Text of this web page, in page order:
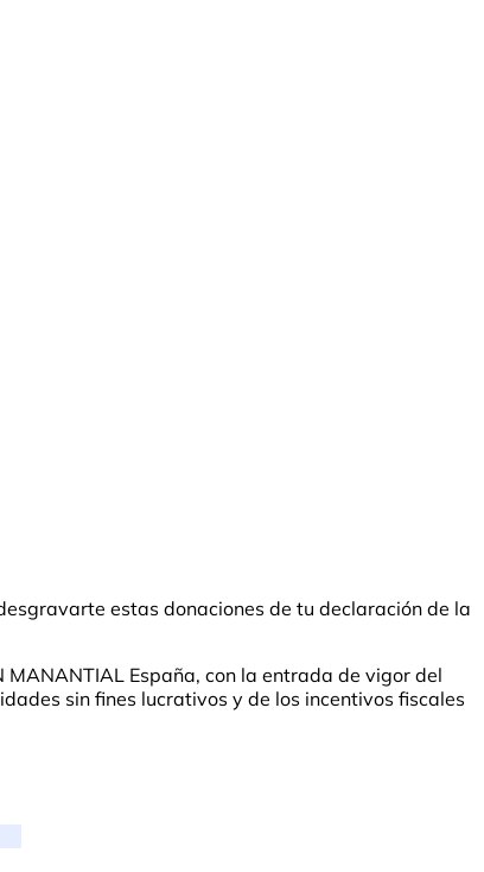
estas donaciones de tu declaración de la
España, con la entrada de vigor del
sin fines lucrativos y de los incentivos fiscales